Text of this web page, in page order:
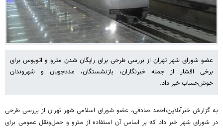
عضو شورای شهر تهران از بررسی طرحی برای رایگان شدن مترو و اتوبوس برای
برخی اقشار از جمله خبرنگاران، بازنشستگان، مددجویان و شهروندان
خوش‌حساب خبر داد.
به گزارش خبرآنلاین،احمد صادقی، عضو شورای اسلامی شهر تهران از بررسی طرحی
در شورای شهر خبر داد که بر اساس آن استفاده از مترو و حمل‌ونقل عمومی برای